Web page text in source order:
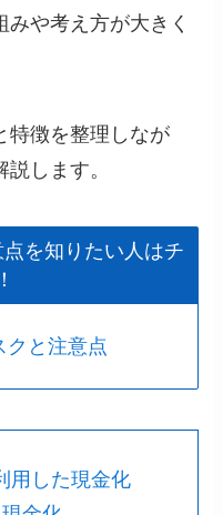
や考え方が大きく
特徴を整理しなが
します。
を知りたい人はチ
クと注意点
用した現金化